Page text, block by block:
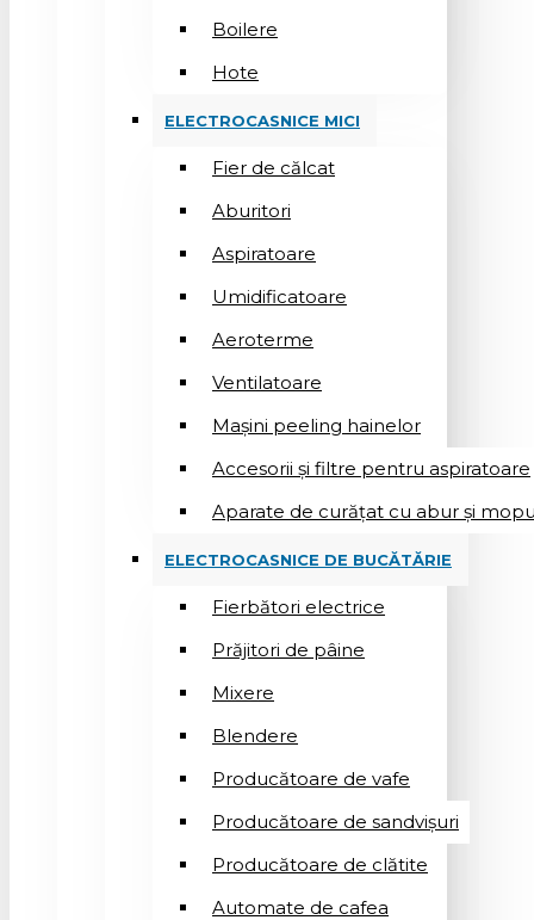
Boilere
Hote
ELECTROCASNICE MICI
Fier de călcat
Aburitori
Aspiratoare
Umidificatoare
Aeroterme
Ventilatoare
Mașini peeling hainelor
Accesorii și filtre pentru aspiratoare
Aparate de curățat cu abur și
ELECTROCASNICE DE BUCĂTĂRIE
Fierbători electrice
Prăjitori de pâine
Mixere
Blendere
Producătoare de vafe
Producătoare de sandvişuri
Producătoare de clătite
Automate de cafea